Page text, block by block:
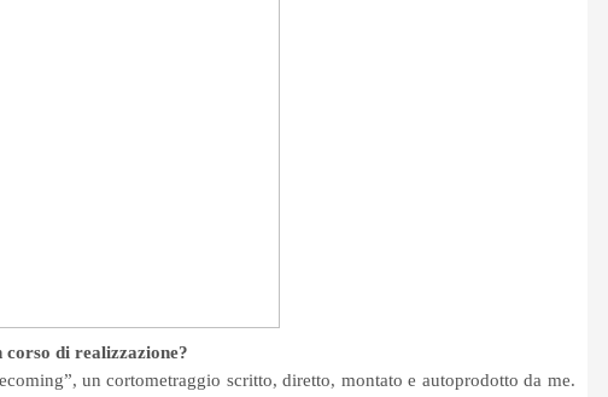
di realizzazione?
un cortometraggio scritto, diretto, montato e autoprodotto da me.